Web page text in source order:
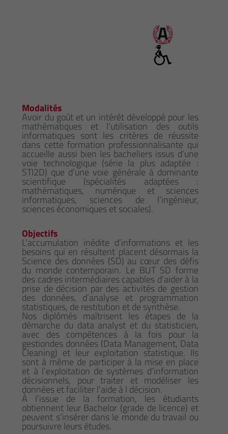
Modalités
Avoir du goût et un intérêt développé pour les
mathématiques et l’utilisation des outils
informatiques sont les critères de réussite
dans cette formation professionnalisante qui
accueille aussi bien les bacheliers issus d’une
voie technologique (série la plus adaptée :
STI2D) que d’une voie générale à dominante
scientifique (spécialités adaptées :
mathématiques, numérique et sciences
informatiques, sciences de l’ingénieur,
sciences économiques et sociales).
Objectifs
L’accumulation inédite d’informations et les
besoins qui en résultent placent désormais la
Science des données (SD) au cœur des défis
du monde contemporain. Le BUT SD forme
des cadres intermédiaires capables d’aider à la
prise de décision par des activités de gestion
des données, d’analyse et programmation
statistiques, de restitution et de synthèse.
Nos diplômés maîtrisent les étapes de la
démarche du data analyst et du statisticien,
avec des compétences à la fois pour la
gestiondes données (Data Management, Data
Cleaning) et leur exploitation statistique. Ils
sont à même de participer à la mise en place
et à l’exploitation de systèmes d’information
décisionnels, pour traiter et modéliser les
données et faciliter l’aide à l décision.
À l’issue de la formation, les étudiants
obtiennent leur Bachelor (grade de licence) et
peuvent s’insérer dans le monde du travail ou
poursuivre leurs études.